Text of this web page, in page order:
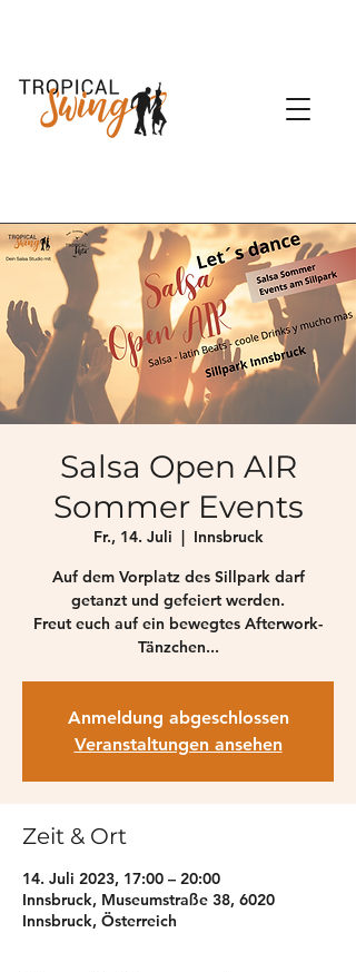
Salsa Open AIR
Sommer Events
Fr., 14. Juli
  |
Innsbruck
Auf dem Vorplatz des Sillpark darf
getanzt und gefeiert werden.
Freut euch auf ein bewegtes Afterwork-
Tänzchen...
Anmeldung abgeschlossen
Veranstaltungen ansehen
Zeit & Ort
14. Juli 2023, 17:00 – 20:00
Innsbruck, Museumstraße 38, 6020
Innsbruck, Österreich